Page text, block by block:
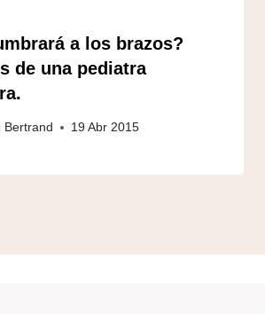
a los brazos?
de una pediatra
Bertrand 19 Abr 2015